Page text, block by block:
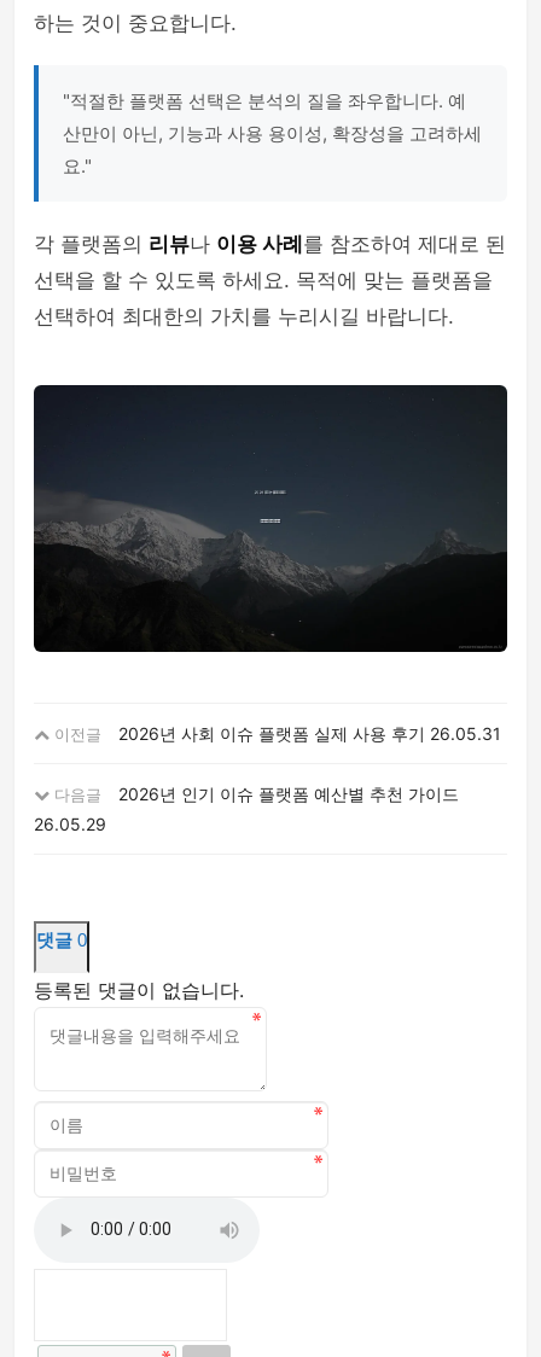
하는 것이 중요합니다.
"적절한 플랫폼 선택은 분석의 질을 좌우합니다. 예
산만이 아닌, 기능과 사용 용이성, 확장성을 고려하세
요."
각 플랫폼의 리뷰나 이용 사례 를 참조하여 제대로 된
선택을 할 수 있도록 하세요. 목적에 맞는 플랫폼을
선택하여 최대한의 가치를 누리시길 바랍니다.
이전글 2026년 사회 이슈 플랫폼 실제 사용 후기 26.05.31
다음글
2026년 인기 이슈 플랫폼 예산별 추천 가이드
26.05.29
댓글 0
등록된 댓글이 없습니다.